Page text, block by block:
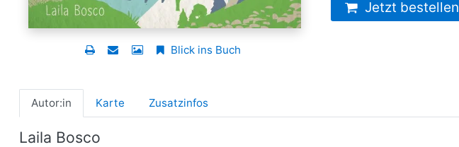
Blick ins Buch
Jetzt bestellen
Autor:in Karte Zusatzinfos
Laila Bosco